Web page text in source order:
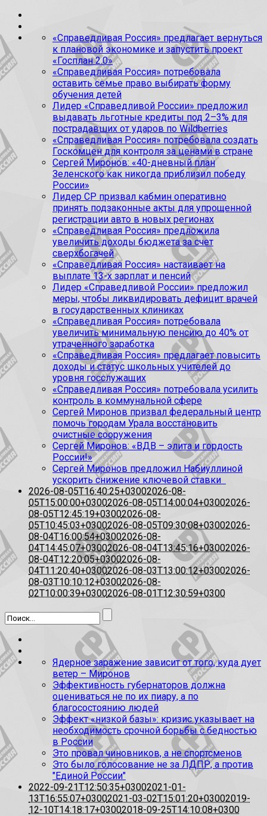
«Справедливая Россия» предлагает вернуться
к плановой экономике и запустить проект
«Госплан 2.0»
«Справедливая Россия» потребовала
оставить семье право выбирать форму
обучения детей
Лидер «Справедливой России» предложил
выдавать льготные кредиты под 2–3% для
пострадавших от ударов по Wildberries
«Справедливая Россия» потребовала создать
Госкомцен для контроля за ценами в стране
Сергей Миронов: «40-дневный план
Зеленского как никогда приблизил победу
России»
Лидер СР призвал кабмин оперативно
принять подзаконные акты для упрощенной
регистрации авто в новых регионах
«Справедливая Россия» предложила
увеличить доходы бюджета за счет
сверхбогачей
«Справедливая Россия» настаивает на
выплате 13-х зарплат и пенсий
Лидер «Справедливой России» предложил
меры, чтобы ликвидировать дефицит врачей
в государственных клиниках
«Справедливая Россия» потребовала
увеличить минимальную пенсию до 40% от
утраченного заработка
«Справедливая Россия» предлагает повысить
доходы и статус школьных учителей до
уровня госслужащих
«Справедливая Россия» потребовала усилить
контроль в коммунальной сфере
Сергей Миронов призвал федеральный центр
помочь городам Урала восстановить
очистные сооружения
Сергей Миронов: «ВДВ – элита и гордость
России!»
Сергей Миронов предложил Набиуллиной
ускорить снижение ключевой ставки
2026-08-05T16:40:25+03002026-08-
05T15:00:00+03002026-08-05T14:00:04+03002026-
08-05T12:45:19+03002026-08-
05T10:45:03+03002026-08-05T09:30:08+03002026-
08-04T16:00:54+03002026-08-
04T14:45:07+03002026-08-04T13:45:16+03002026-
08-04T12:20:05+03002026-08-
04T11:20:40+03002026-08-03T13:00:12+03002026-
08-03T10:10:12+03002026-08-
02T10:00:39+03002026-08-01T12:30:59+0300
Ядерное заражение зависит от того, куда дует
ветер – Миронов
Эффективность губернаторов должна
оцениваться не по их пиару, а по
благосостоянию людей
Эффект «низкой базы»: кризис указывает на
необходимость срочной борьбы с бедностью
в России
Это провал чиновников, а не спортсменов
Это было голосование не за ЛДПР, а против
"Единой России"
2022-09-21T12:50:35+03002021-01-
13T16:55:07+03002021-03-02T15:01:20+03002019-
12-10T14:18:17+03002018-09-25T14:10:08+0300